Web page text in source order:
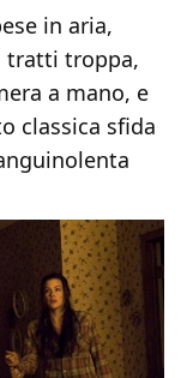
in aria,
tratti troppa,
a mano, e
classica sfida